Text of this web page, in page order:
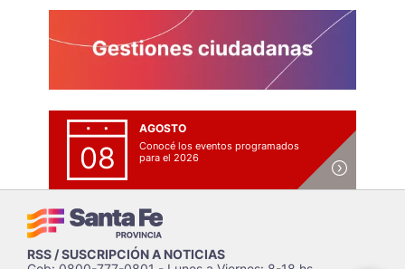
08
AGOSTO
Conocé los eventos programados
para el 2026
RSS / SUSCRIPCIÓN A NOTICIAS